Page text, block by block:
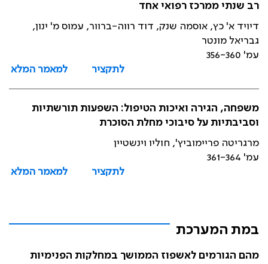
רב שנתי ממרכז רפואי אחד
דיויד א' כץ, אוסמה שנק, דוד רווה-ברוור, עמוס מ' ינון,
גבריאל מונטר
עמ' 356-360
לתקציר
למאמר המלא
משפחה, הגירה ואיכות הטיפול: השפעות תורשתיות
וסביבתיות על סיבוכי מחלת הסוכרת
מרגריטה פריימוביץ', חוליו וינשטיין
עמ' 361-364
לתקציר
למאמר המלא
במת המערכת
מהם הגורמים לאשפוז הממושך במחלקות הפנימיות